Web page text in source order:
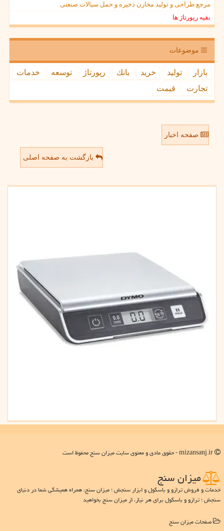
مرجع طراحی و تولید مخازن ذخیره و حمل سیالات صنعتی
بقیه رپورتاژ ها
موضوعات
بازار تولید خرید بانك رپورتاژ توسعه
خدمات
تجارت
قیمت
صفحه اخبار
بازگشت به صفحه اصلی
میزان سنج
خدمات و فروش ترازو و باسکول و ابزار سنجش ؛ میزان سنج، همراه همیشگی شما در دنیای
سنجش ؛ ترازو و باسکول برای هر نیاز، از میزان سنج بخواهید
صفحات میزان سنج